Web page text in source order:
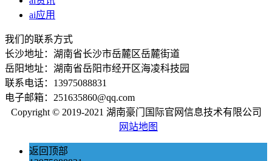
ai应用
我们的联系方式
长沙地址：湖南省长沙市岳麓区岳麓街道
岳阳地址：湖南省岳阳市经开区海凌科技园
联系电话：13975088831
电子邮箱：251635860@qq.com
Copyright © 2019-2021 湖南豪门国际官网信息技术有限公司
网站地图
返回顶部